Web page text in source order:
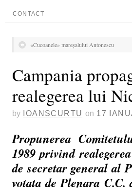
CONTACT
«Cucoanele» mareşalului Antonescu
Campania
realegerea lui
by IOANSCURTU on 17
Propunerea
1989 privind
de secretar general al
votata de Plenara